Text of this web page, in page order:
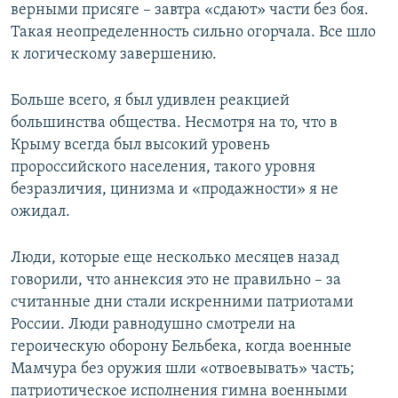
верными присяге – завтра «сдают» части без боя.
Такая неопределенность сильно огорчала. Все шло
к логическому завершению.
Больше всего, я был удивлен реакцией
большинства общества. Несмотря на то, что в
Крыму всегда был высокий уровень
пророссийского населения, такого уровня
безразличия, цинизма и «продажности» я не
ожидал.
Люди, которые еще несколько месяцев назад
говорили, что аннексия это не правильно – за
считанные дни стали искренними патриотами
России. Люди равнодушно смотрели на
героическую оборону Бельбека, когда военные
Мамчура без оружия шли «отвоевывать» часть;
патриотическое исполнения гимна военными